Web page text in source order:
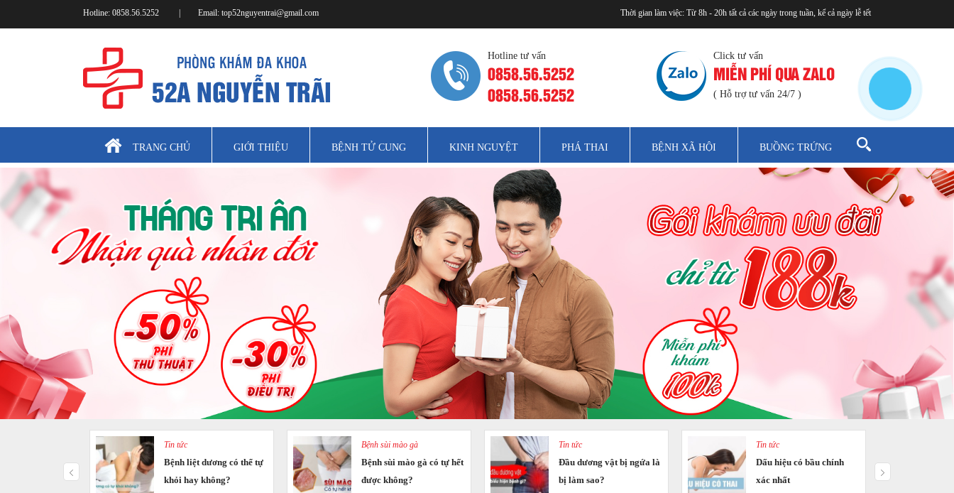
Hotline: 0858.56.5252 Email: top52nguyentrai@gmail.com Thời gian làm việc: Từ 8h - 20h tất cả các ngày trong tuần, kể cả ngày lễ tết
Hotline tư vấn
0858.56.5252
0858.56.5252
Click tư vấn
MIỄN PHÍ QUA ZALO
( Hỗ trợ tư vấn 24/7 )
TRANG CHỦ GIỚI THIỆU BỆNH TỬ CUNG KINH NGUYỆT PHÁ THAI BỆNH XÃ HỘI BUỒNG TRỨNG
là sùi mào gà?
Tin tức
Bệnh liệt dương có thể tự
khỏi hay không?
Bệnh sùi mào gà
Bệnh sùi mào gà có tự hết
được không?
Tin tức
Đầu dương vật bị ngứa là
bị làm sao?
Tin tức
Dấu hiệu có bầu chính
xác nhất